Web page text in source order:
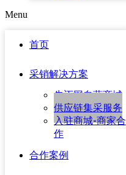
Menu
首页
采销解决方案
先迈网自营商城
供应链集采服务
入驻商城-商家合
作
合作案例